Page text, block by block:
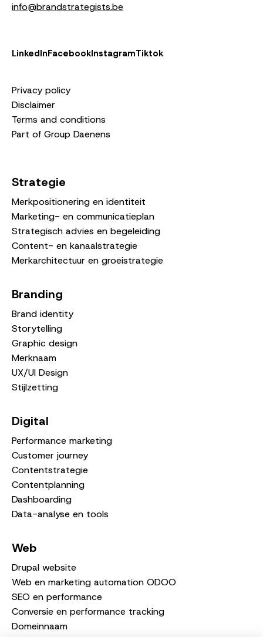
info@brandstrategists.be
LinkedInFacebookInstagramTiktok
Privacy policy
Disclaimer
Terms and conditions
Part of Group Daenens
Strategie
Merkpositionering en identiteit
Marketing- en communicatieplan
Strategisch advies en begeleiding
Content- en kanaalstrategie
Merkarchitectuur en groeistrategie
Branding
Brand identity
Storytelling
Graphic design
Merknaam
UX/UI Design
Stijlzetting
Digital
Performance marketing
Customer journey
Contentstrategie
Contentplanning
Dashboarding
Data-analyse en tools
Web
Drupal website
Web en marketing automation ODOO
SEO en performance
Conversie en performance tracking
Domeinnaam